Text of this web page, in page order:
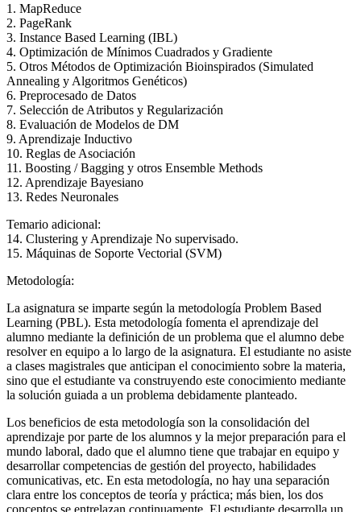
1. MapReduce
2. PageRank
3. Instance Based Learning (IBL)
4. Optimización de Mínimos Cuadrados y Gradiente
5. Otros Métodos de Optimización Bioinspirados (Simulated
Annealing y Algoritmos Genéticos)
6. Preprocesado de Datos
7. Selección de Atributos y Regularización
8. Evaluación de Modelos de DM
9. Aprendizaje Inductivo
10. Reglas de Asociación
11. Boosting / Bagging y otros Ensemble Methods
12. Aprendizaje Bayesiano
13. Redes Neuronales
Temario adicional:
14. Clustering y Aprendizaje No supervisado.
15. Máquinas de Soporte Vectorial (SVM)
Metodología:
La asignatura se imparte según la metodología Problem Based
Learning (PBL). Esta metodología fomenta el aprendizaje del
alumno mediante la definición de un problema que el alumno debe
resolver en equipo a lo largo de la asignatura. El estudiante no asiste
a clases magistrales que anticipan el conocimiento sobre la materia,
sino que el estudiante va construyendo este conocimiento mediante
la solución guiada a un problema debidamente planteado.
Los beneficios de esta metodología son la consolidación del
aprendizaje por parte de los alumnos y la mejor preparación para el
mundo laboral, dado que el alumno tiene que trabajar en equipo y
desarrollar competencias de gestión del proyecto, habilidades
comunicativas, etc. En esta metodología, no hay una separación
clara entre los conceptos de teoría y práctica; más bien, los dos
conceptos se entrelazan continuamente. El estudiante desarrolla un